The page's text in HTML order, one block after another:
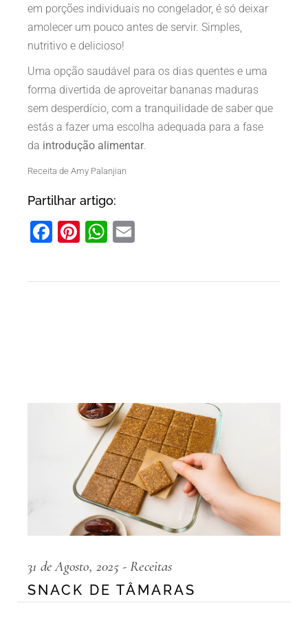
em porções individuais no congelador, é só deixar
amolecer um pouco antes de servir. Simples,
nutritivo e delicioso!
Uma opção saudável para os dias quentes e uma
forma divertida de aproveitar bananas maduras
sem desperdício, com a tranquilidade de saber que
estás a fazer uma escolha adequada para a fase
da introdução alimentar.
Receita de Amy Palanjian
Partilhar artigo:
Facebook
Pinterest
WhatsApp
31 de Agosto, 2025 Receitas
SNACK DE TÂMARAS